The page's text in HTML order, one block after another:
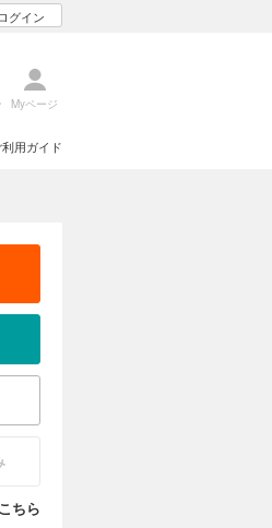
ログイン
Myページ
利用ガイド
ちら